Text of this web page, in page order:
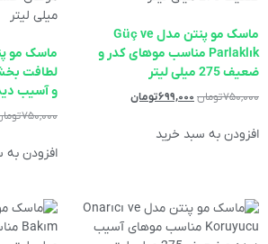
ماسک مو پنتن مدل Güç ve
Parlaklık مناسب موهای کدر و
ضعیف 275 میلی لیتر
۷۵۰,۰۰۰تومان ۶۹۹,۰۰۰تومان
افزودن به سبد خرید
لطافت
و آسیب دیده 275
۷۵۰,۰۰۰
افزودن به